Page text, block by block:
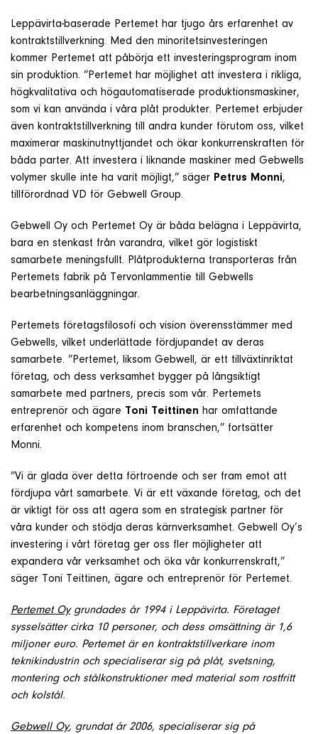
Leppävirta-baserade Pertemet har tjugo års erfarenhet av
kontraktstillverkning. Med den minoritetsinvesteringen
kommer Pertemet att påbörja ett investeringsprogram inom
sin produktion. ”Pertemet har möjlighet att investera i rikliga,
högkvalitativa och högautomatiserade produktionsmaskiner,
som vi kan använda i våra plåt produkter. Pertemet erbjuder
även kontraktstillverkning till andra kunder förutom oss, vilket
maximerar maskinutnyttjandet och ökar konkurrenskraften för
båda parter. Att investera i liknande maskiner med Gebwells
volymer skulle inte ha varit möjligt,” säger Petrus Monni,
tillförordnad VD för Gebwell Group.
Gebwell Oy och Pertemet Oy är båda belägna i Leppävirta,
bara en stenkast från varandra, vilket gör logistiskt
samarbete meningsfullt. Plåtprodukterna transporteras från
Pertemets fabrik på Tervonlammentie till Gebwells
bearbetningsanläggningar.
Pertemets företagsfilosofi och vision överensstämmer med
Gebwells, vilket underlättade fördjupandet av deras
samarbete. ”Pertemet, liksom Gebwell, är ett tillväxtinriktat
företag, och dess verksamhet bygger på långsiktigt
samarbete med partners, precis som vår. Pertemets
entreprenör och ägare Toni Teittinen har omfattande
erfarenhet och kompetens inom branschen,” fortsätter
Monni.
”Vi är glada över detta förtroende och ser fram emot att
fördjupa vårt samarbete. Vi är ett växande företag, och det
är viktigt för oss att agera som en strategisk partner för
våra kunder och stödja deras kärnverksamhet. Gebwell Oy’s
investering i vårt företag ger oss fler möjligheter att
expandera vår verksamhet och öka vår konkurrenskraft,”
säger Toni Teittinen, ägare och entreprenör för Pertemet.
Pertemet Oygrundades år 1994 i Leppävirta. Företaget
sysselsätter cirka 10 personer, och dess omsättning är 1,6
miljoner euro. Pertemet är en kontraktstillverkare inom
teknikindustrin och specialiserar sig på plåt, svetsning,
montering och stålkonstruktioner med material som rostfritt
och kolstål.
Gebwell Oy, grundat år 2006, specialiserar sig på